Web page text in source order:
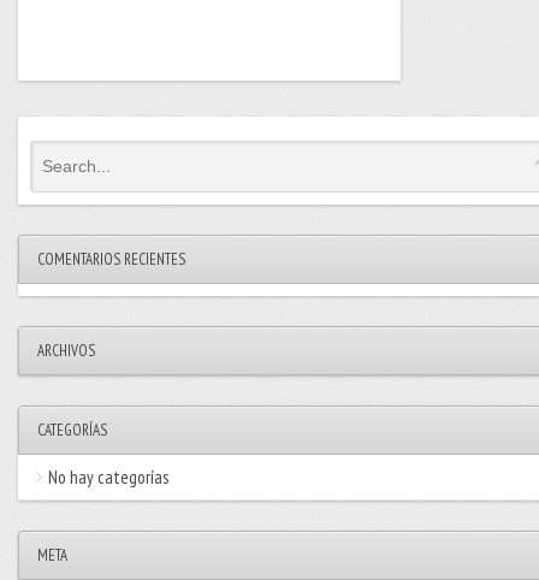
COMENTARIOS RECIENTES
ARCHIVOS
CATEGORÍAS
No hay categorías
META